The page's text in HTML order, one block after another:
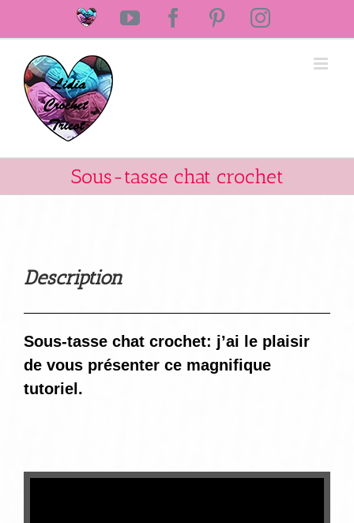
au
contenu
Laine
Lidia
Crochet
Tricot
YouTubeFacebookPinterestInstagram
Sous-tasse chat crochet
Description
Sous-tasse chat crochet: j’ai le plaisir
de vous présenter ce magnifique
tutoriel.